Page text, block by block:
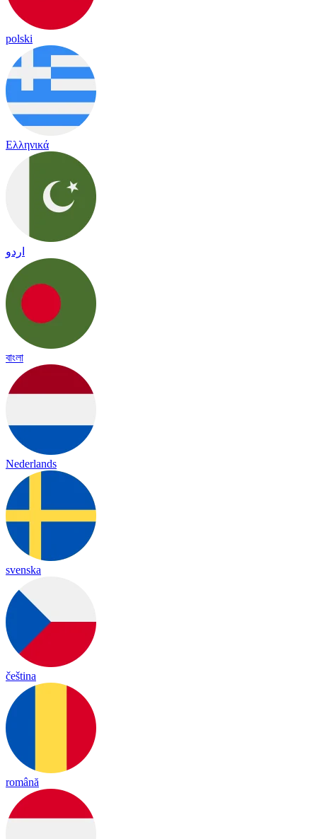
polski
Ελληνικά
اردو
বাংলা
Nederlands
svenska
čeština
română